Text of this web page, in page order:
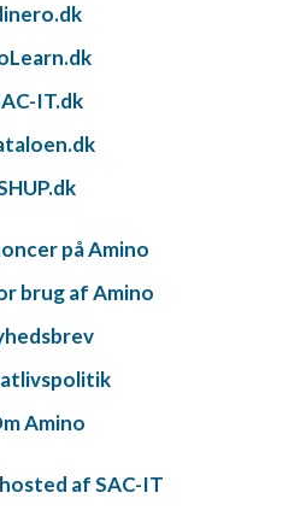
IT.dk
på Amino
brug af Amino
Amino
af SAC-IT